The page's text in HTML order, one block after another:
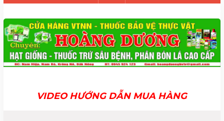
VIDEO HƯỚNG DẪN MUA HÀNG